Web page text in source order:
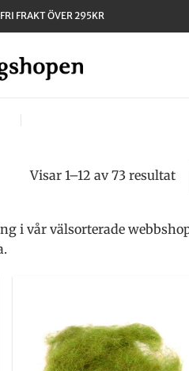
FRAKT ÖVER 295KR
Visar 1–12 av 73 resultat
i vår välsorterade